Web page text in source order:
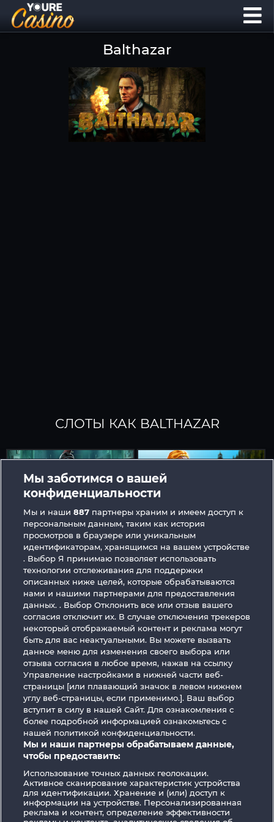
Balthazar
СЛОТЫ КАК BALTHAZAR
Dead Legion Old Fisherman
Piggy Collect Multiply
Правила КОНФИДЕНЦИАЛЬНОСТЬ
О компании Компания
Отправить Запрос об Отказе
Мы заботимся о вашей
конфиденциальности
Мы и наши887 партнеры храним и имеем доступ к
персональным данным, таким как история
просмотров в браузере или уникальным
идентификаторам, хранящимся на вашем устройстве
. Выбор Я принимаю позволяет использовать
технологии отслеживания для поддержки
описанных ниже целей, которые обрабатываются
нами и нашими партнерами для предоставления
данных. . Выбор Отклонить все или отзыв вашего
согласия отключит их. В случае отключения трекеров
некоторый отображаемый контент и реклама могут
быть для вас неактуальными. Вы можете вызвать
данное меню для изменения своего выбора или
отзыва согласия в любое время, нажав на ссылку
Управление настройками в нижней части веб-
страницы [или плавающий значок в левом нижнем
углу веб-страницы, если применимо.]. Ваш выбор
вступит в силу в нашей Сайт. Для ознакомления с
более подробной информацией ознакомьтесь с
нашей политикой конфиденциальности.
Мы и наши партнеры обрабатываем данные,
чтобы предоставить:
Использование точных данных геолокации.
Активное сканирование характеристик устройства
для идентификации. Хранение и (или) доступ к
информации на устройстве. Персонализированная
реклама и контент, определение эффективности